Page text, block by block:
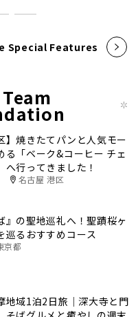
Special Features
】焼きたてパンと人気モー
る「ベーク&コーヒー チェ
へ行ってきました！
名古屋 港区
』の聖地巡礼へ！聖蹟桜ヶ
巡るおすすめコース
京都
地域1泊2日旅｜深大寺と門